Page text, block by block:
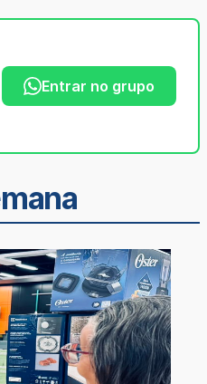
Entrar no grupo